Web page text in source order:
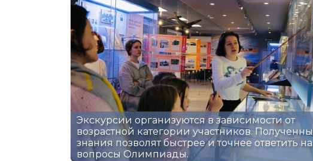
Экскурсии организуются в зависимости от
возрастной категории участников.
знания позволят быстрее и точнее ответить на
вопросы Олимпиады.